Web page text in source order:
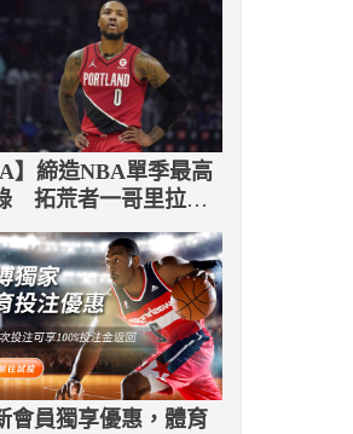
】締造NBA單季最高
拓荒者一哥里拉德
1億2200萬美金的巨
合約
會員獨享優惠，體育